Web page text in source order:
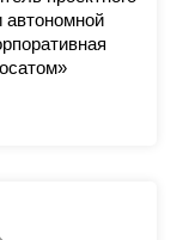
автономной